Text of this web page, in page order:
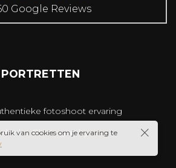
Google Reviews
fotoshoot ervaring
Photography
van cookies om je ervaring te